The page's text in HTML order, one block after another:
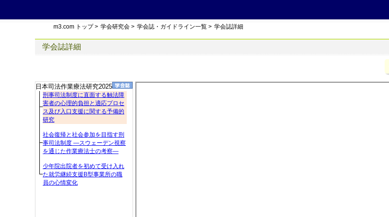
m3.com トップ> 学会研究会 > 学会誌・ガイドライン一覧 > 学会誌詳細
学会誌詳細
日本司法作業療法研究2025
刑事司法制度に直面する触法障
害者の心理的負担と適応プロセ
ス及び入口支援に関する予備的
研究
社会復帰と社会参加を目指す刑
事司法制度 ―スウェーデン視察
を通じた作業療法士の考察―
少年院出院者を初めて受け入れ
た就労継続支援B型事業所の職
員の心情変化